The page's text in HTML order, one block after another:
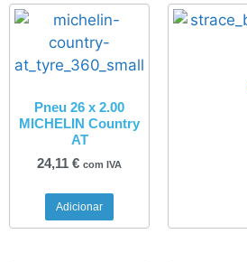
Pneu 26 x 2.00
MICHELIN Country
AT
24,11 € com IVA
Adicionar